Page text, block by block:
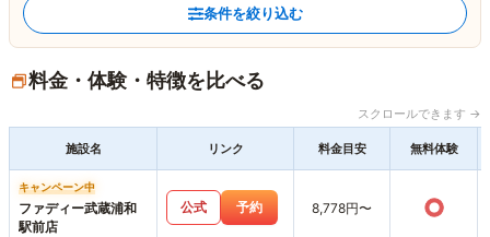
条件を絞り込む
料金・体験・特徴を比べる
スクロールできます →
施設名 リンク 料金目安 無料体験
キャンペーン中
ファディー武蔵浦和
駅前店
公式 予約 8,778円〜 ○